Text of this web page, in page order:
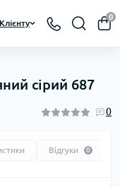
Клієнту
0
сірий 687
0
Відгуки 0